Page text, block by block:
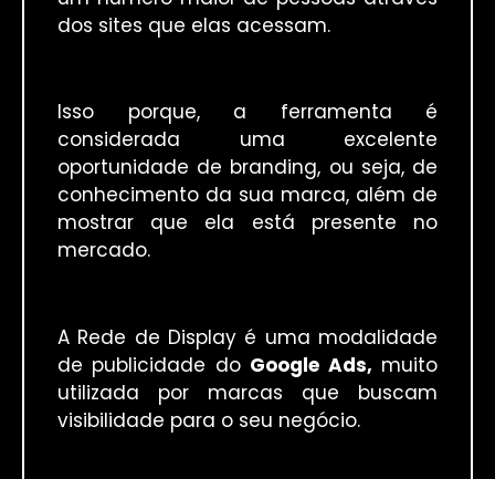
dos sites que elas acessam.
Isso porque, a ferramenta é
considerada uma excelente
oportunidade de branding, ou seja, de
conhecimento da sua marca, além de
mostrar que ela está presente no
mercado.
A Rede de Display é uma modalidade
de publicidade do Google Ads, muito
utilizada por marcas que buscam
visibilidade para o seu negócio.